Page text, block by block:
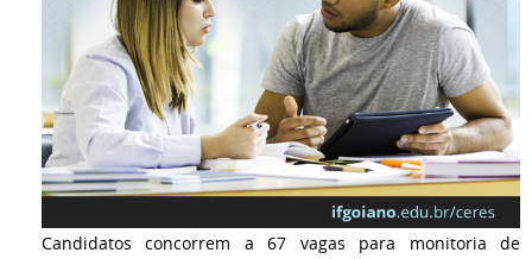
Candidatos concorrem a 67 vagas para monitoria de